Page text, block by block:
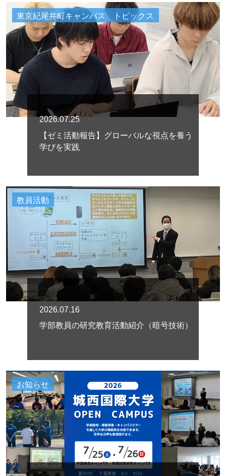
東京紀尾井町キャンパス トピックス
2026.07.25
【ゼミ活動報告】グローバルな視点を養う
学びを実践
教員活動
2026.07.16
学部教員の研究教育活動紹介（暗号技術）
お知らせ